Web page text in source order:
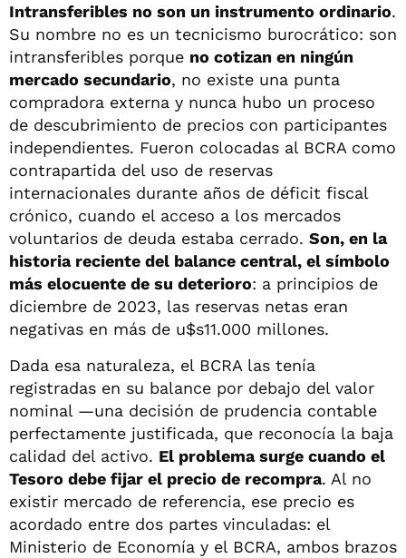
Intransferibles no son un instrumento ordinario.
Su nombre no es un tecnicismo burocrático: son
intransferibles porque no cotizan en ningún
mercado secundario, no existe una punta
compradora externa y nunca hubo un proceso
de descubrimiento de precios con participantes
independientes. Fueron colocadas al BCRA como
contrapartida del uso de reservas
internacionales durante años de déficit fiscal
crónico, cuando el acceso a los mercados
voluntarios de deuda estaba cerrado. Son, en la
historia reciente del balance central, el símbolo
más elocuente de su deterioro: a principios de
diciembre de 2023, las reservas netas eran
negativas en más de u$s11.000 millones.
Dada esa naturaleza, el BCRA las tenía
registradas en su balance por debajo del valor
nominal —una decisión de prudencia contable
perfectamente justificada, que reconocía la baja
calidad del activo. El problema surge cuando el
Tesoro debe fijar el precio de recompra. Al no
existir mercado de referencia, ese precio es
acordado entre dos partes vinculadas: el
Ministerio de Economía y el BCRA, ambos brazos